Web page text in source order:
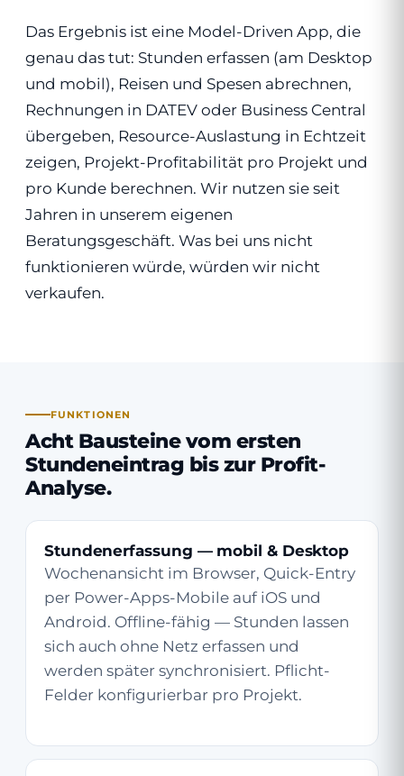
Das Ergebnis ist eine Model-Driven App, die
genau das tut: Stunden erfassen (am Desktop
und mobil), Reisen und Spesen abrechnen,
Rechnungen in DATEV oder Business Central
übergeben, Resource-Auslastung in Echtzeit
zeigen, Projekt-Profitabilität pro Projekt und
pro Kunde berechnen. Wir nutzen sie seit
Jahren in unserem eigenen
Beratungsgeschäft. Was bei uns nicht
funktionieren würde, würden wir nicht
verkaufen.
FUNKTIONEN
Acht Bausteine vom ersten
Stundeneintrag bis zur Profit-
Analyse.
Stundenerfassung — mobil & Desktop
Wochenansicht im Browser, Quick-Entry
per Power-Apps-Mobile auf iOS und
Android. Offline-fähig — Stunden lassen
sich auch ohne Netz erfassen und
werden später synchronisiert. Pflicht-
Felder konfigurierbar pro Projekt.